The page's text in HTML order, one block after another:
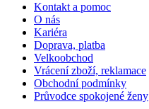
Kontakt a pomoc
O nás
Kariéra
Doprava, platba
Velkoobchod
Vrácení zboží, reklamace
Obchodní podmínky
Průvodce spokojené ženy